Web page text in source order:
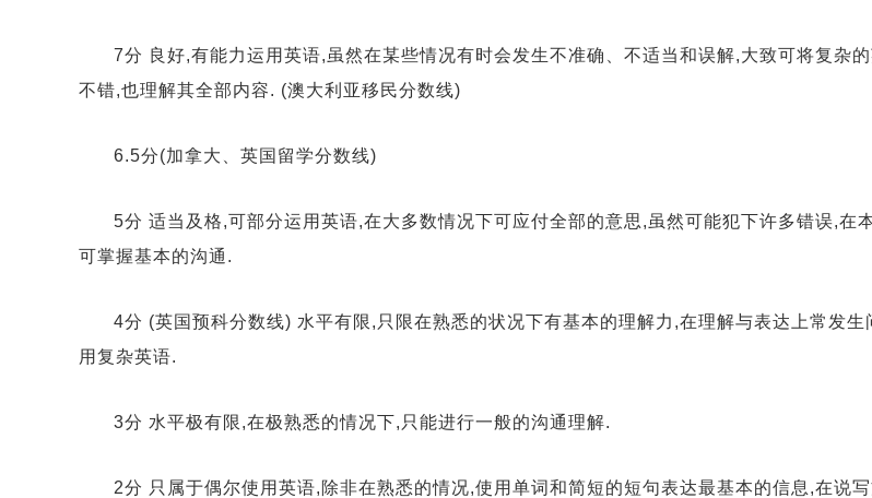
7分 良好,有能力运用英语,虽然在某些情况有时会发生不准确、不适当和误解,大致可将复杂
不错,也理解其全部内容. (澳大利亚移民分数线)
6.5分(加拿大、英国留学分数线)
5分 适当及格,可部分运用英语,在大多数情况下可应付全部的意思,虽然可能犯下许多错误,在
可掌握基本的沟通.
4分 (英国预科分数线) 水平有限,只限在熟悉的状况下有基本的理解力,在理解与表达上常发生
用复杂英语.
3分 水平极有限,在极熟悉的情况下,只能进行一般的沟通理解.
2分 只属于偶尔使用英语,除非在熟悉的情况,使用单词和简短的短句表达最基本的信息,在说